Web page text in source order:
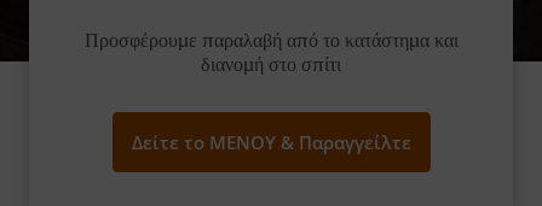
Προσφέρουμε παραλαβή από το κατάστημα και
διανομή στο σπίτι
Δείτε το ΜΕΝΟΥ & Παραγγείλτε